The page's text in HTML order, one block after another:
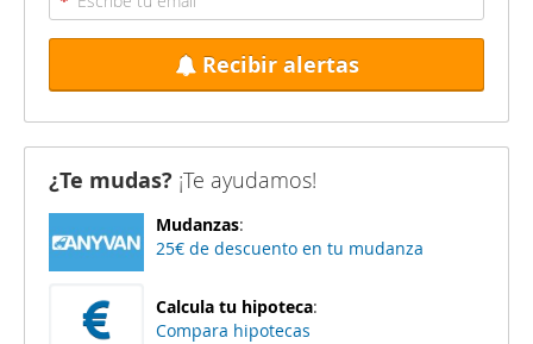
Recibir alertas
¿Te mudas? ¡Te ayudamos!
Mudanzas:
25€ de descuento en tu mudanza
Calcula tu hipoteca:
Compara hipotecas